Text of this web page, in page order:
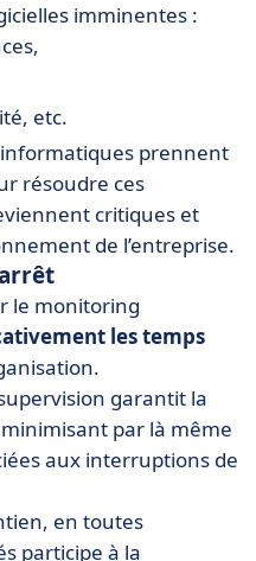
imminentes :
etc.
informatiques prennent
résoudre ces
critiques et
de l’entreprise.
le monitoring
les temps
garantit la
par là même
aux interruptions de
en toutes
participe à la